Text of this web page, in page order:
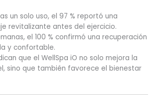
un solo uso, el 97 % reportó una
revitalizante antes del ejercicio.
el 100 % confirmó una recuperación
y confortable.
que el WellSpa iO no solo mejora la
sino que también favorece el bienestar